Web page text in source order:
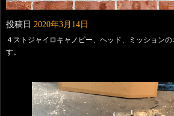
投稿日 2020年3月14日
４ストジャイロキャノピー、ヘッド、ミッション
す。